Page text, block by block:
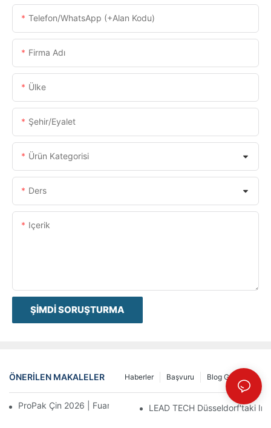
Telefon/WhatsApp (+alan Kodu)
Firma Adı
Ülke
Şehir/eyalet
Ürün Kategorisi
Ders
Içerik
ŞIMDI SORUŞTURMA
ÖNERILEN MAKALELER Blog Gönderisi
Başvuru
Haberler
ProPak Çin 2026 | Fuar Biter, Hizmetimiz Bitmez
LEAD TECH Düsseldorf'taki